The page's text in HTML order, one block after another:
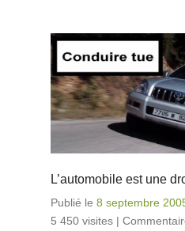
L’automobile est une
Publié le 8 septembre
5 450 visites |